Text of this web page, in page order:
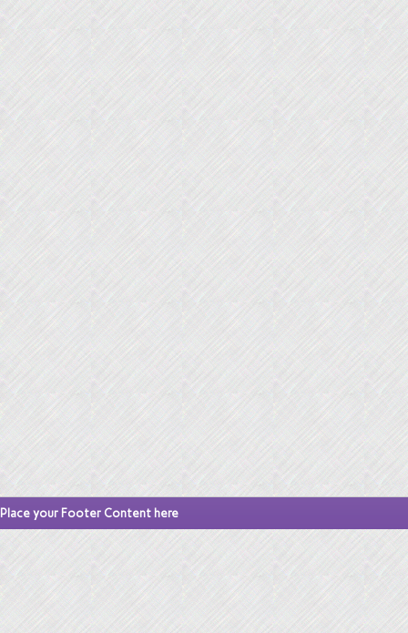
Place your Footer Content here